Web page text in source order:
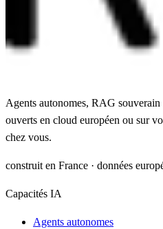
Agents autonomes, RAG
ouverts en cloud européen ou sur
chez vous.
construit en France · données
Capacités IA
Agents autonomes